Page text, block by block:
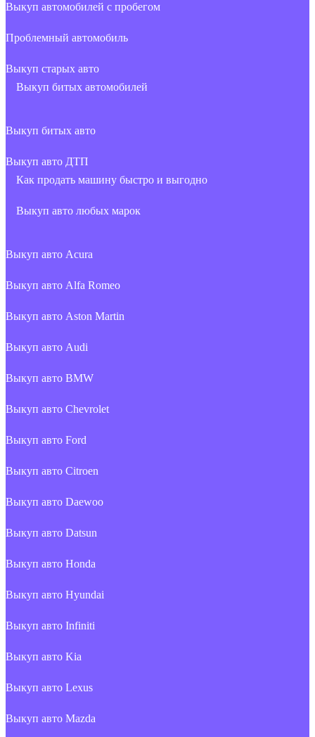
Выкуп автомобилей с пробегом
Проблемный автомобиль
Выкуп старых авто
Выкуп битых автомобилей
Выкуп битых авто
Выкуп авто ДТП
Как продать машину быстро и выгодно
Выкуп авто любых марок
Выкуп авто Acura
Выкуп авто Alfa Romeo
Выкуп авто Aston Martin
Выкуп авто Audi
Выкуп авто BMW
Выкуп авто Chevrolet
Выкуп авто Ford
Выкуп авто Citroen
Выкуп авто Daewoo
Выкуп авто Datsun
Выкуп авто Honda
Выкуп авто Hyundai
Выкуп авто Infiniti
Выкуп авто Kia
Выкуп авто Lexus
Выкуп авто Mazda